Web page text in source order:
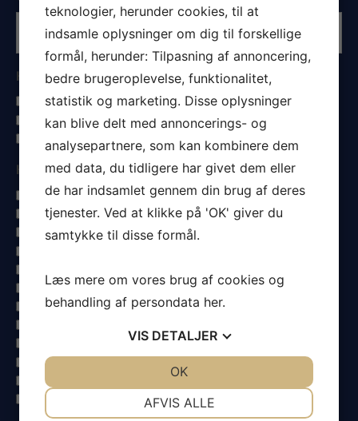
Hvad sejler du?
Tursejlads
Tur- og kapsejlads
Kapsejlads
Hvad ønsker du at vide mere om?
Storsejl
1 reb
2 reb
Genua
Rullegenua
Spiler
Asymmetrisk spiler
Rullesystem
teknologier, herunder cookies, til at
indsamle oplysninger om dig til forskellige
formål, herunder: Tilpasning af annoncering,
bedre brugeroplevelse, funktionalitet,
statistik og marketing. Disse oplysninger
kan blive delt med annoncerings- og
analysepartnere, som kan kombinere dem
med data, du tidligere har givet dem eller
de har indsamlet gennem din brug af deres
tjenester. Ved at klikke på 'OK' giver du
samtykke til disse formål.
Læs mere om vores brug af cookies og
behandling af persondata her.
VIS DETALJER
AFVIS ALLE
OK